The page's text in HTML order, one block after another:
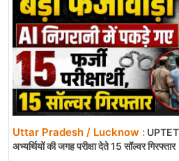
Uttar Pradesh / Lucknow : UPTET
अभ्यर्थियों की जगह परीक्षा देते 15 सॉल्वर गिरफ्तार